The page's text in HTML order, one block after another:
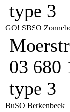
type 3
GO! SBSO
03 680
type 3
BuSO Berkenbeek